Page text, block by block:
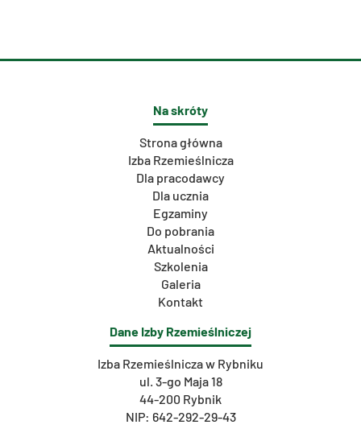
Na skróty
Strona główna
Izba Rzemieślnicza
Dla pracodawcy
Dla ucznia
Egzaminy
Do pobrania
Aktualności
Szkolenia
Galeria
Kontakt
Dane Izby Rzemieślniczej
Izba Rzemieślnicza w Rybniku
ul. 3-go Maja 18
44-200 Rybnik
NIP: 642-292-29-43